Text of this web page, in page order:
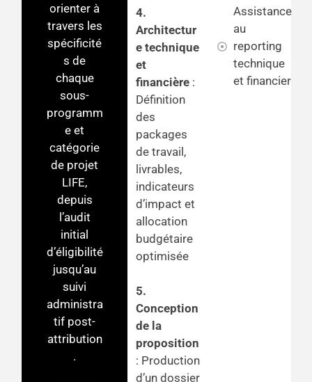
orienter à
travers les
spécificité
s de
chaque
sous-
programm
e et
catégorie
de projet
LIFE,
depuis
l’audit
initial
d’éligibilité
jusqu’au
suivi
administra
tif post-
attribution
.
4.
Architectur
e technique
et
financière :
Définition
des
packages
de travail,
livrables,
indicateurs
d’impact et
allocation
budgétaire
optimisée
5.
Conception
de la
proposition
: Production
d’un dossier
Assistance
au
reporting
technique
et financier